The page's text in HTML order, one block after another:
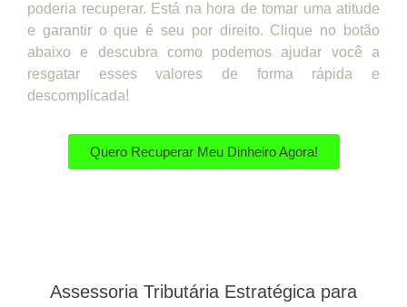
poderia recuperar. Está na hora de tomar uma atitude
e garantir o que é seu por direito. Clique no botão
abaixo e descubra como podemos ajudar você a
resgatar esses valores de forma rápida e
descomplicada!
Quero Recuperar Meu Dinheiro Agora!
Assessoria Tributária Estratégica para